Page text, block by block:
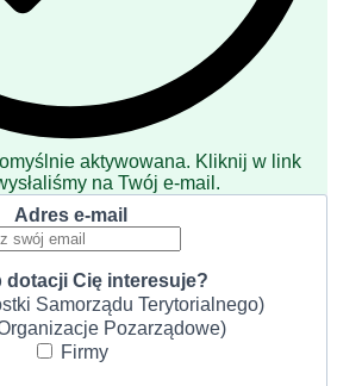
aktywowana. Kliknij w link
na Twój e-mail.
Adres e-mail
dotacji Cię interesuje?
Samorządu Terytorialnego)
Pozarządowe)
Firmy